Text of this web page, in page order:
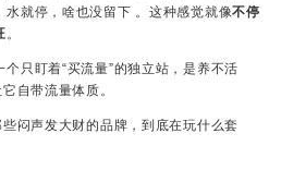
水就停，啥也没留下 。这种感觉就像不停
。
只盯着“买流量”的独立站，是养不活
自带流量体质。
闷声发大财的品牌，到底在玩什么套